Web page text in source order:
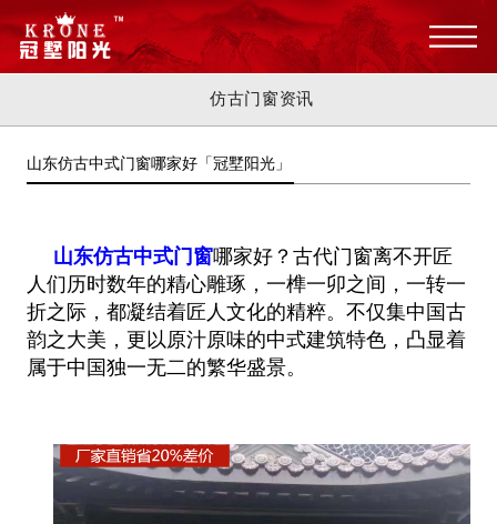
仿古门窗资讯
山东仿古中式门窗哪家好「冠墅阳光」
山东仿古中式门窗哪家好？古代门窗离不开匠
人们历时数年的精心雕琢，一榫一卯之间，一转一
折之际，都凝结着匠人文化的精粹。不仅集中国古
韵之大美，更以原汁原味的中式建筑特色，凸显着
属于中国独一无二的繁华盛景。